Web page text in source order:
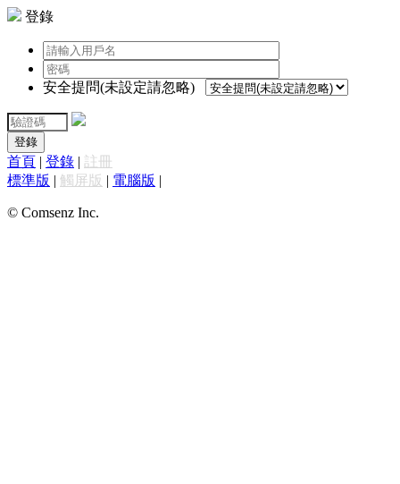
登錄
安全提問(未設定請忽略)
登錄
首頁 | 登錄 | 註冊
標準版 | 觸屏版 | 電腦版 |
© Comsenz Inc.